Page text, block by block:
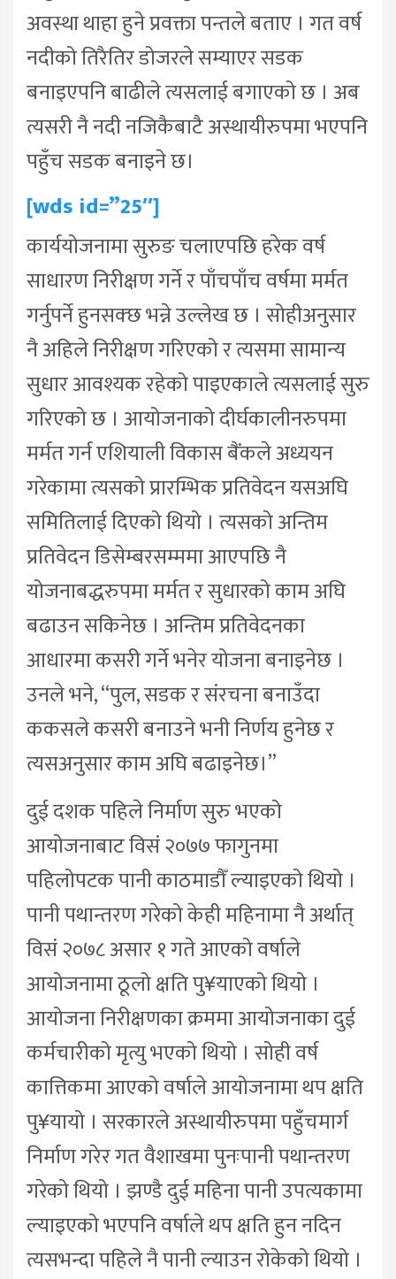
अवस्था थाहा हुने प्रवक्ता पन्तले बताए । गत वर्ष
नदीको तिरैतिर डोजरले सम्याएर सडक
बनाइएपनि बाढीले त्यसलाई बगाएको छ । अब
त्यसरी नै नदी नजिकैबाटै अस्थायीरुपमा भएपनि
पहुँच सडक बनाइने छ।
[wds id=”25″]
कार्ययोजनामा सुरुङ चलाएपछि हरेक वर्ष
साधारण निरीक्षण गर्ने र पाँचपाँच वर्षमा मर्मत
गर्नुपर्ने हुनसक्छ भन्ने उल्लेख छ । सोहीअनुसार
नै अहिले निरीक्षण गरिएको र त्यसमा सामान्य
सुधार आवश्यक रहेको पाइएकाले त्यसलाई सुरु
गरिएको छ । आयोजनाको दीर्घकालीनरुपमा
मर्मत गर्न एशियाली विकास बैंकले अध्ययन
गरेकामा त्यसको प्रारम्भिक प्रतिवेदन यसअघि
समितिलाई दिएको थियो । त्यसको अन्तिम
प्रतिवेदन डिसेम्बरसम्ममा आएपछि नै
योजनाबद्धरुपमा मर्मत र सुधारको काम अघि
बढाउन सकिनेछ । अन्तिम प्रतिवेदनका
आधारमा कसरी गर्ने भनेर योजना बनाइनेछ ।
उनले भने, “पुल, सडक र संरचना बनाउँदा
ककसले कसरी बनाउने भनी निर्णय हुनेछ र
त्यसअनुसार काम अघि बढाइनेछ।”
दुई दशक पहिले निर्माण सुरु भएको
आयोजनाबाट विसं २०७७ फागुनमा
पहिलोपटक पानी काठमाडौँ ल्याइएको थियो ।
पानी पथान्तरण गरेको केही महिनामा नै अर्थात्
विसं २०७८ असार १ गते आएको वर्षाले
आयोजनामा ठूलो क्षति पु¥याएको थियो ।
आयोजना निरीक्षणका क्रममा आयोजनाका दुई
कर्मचारीको मृत्यु भएको थियो । सोही वर्ष
कात्तिकमा आएको वर्षाले आयोजनामा थप क्षति
पु¥यायो । सरकारले अस्थायीरुपमा पहुँचमार्ग
निर्माण गरेर गत वैशाखमा पुनःपानी पथान्तरण
गरेको थियो । झण्डै दुई महिना पानी उपत्यकामा
ल्याइएको भएपनि वर्षाले थप क्षति हुन नदिन
त्यसभन्दा पहिले नै पानी ल्याउन रोकेको थियो ।